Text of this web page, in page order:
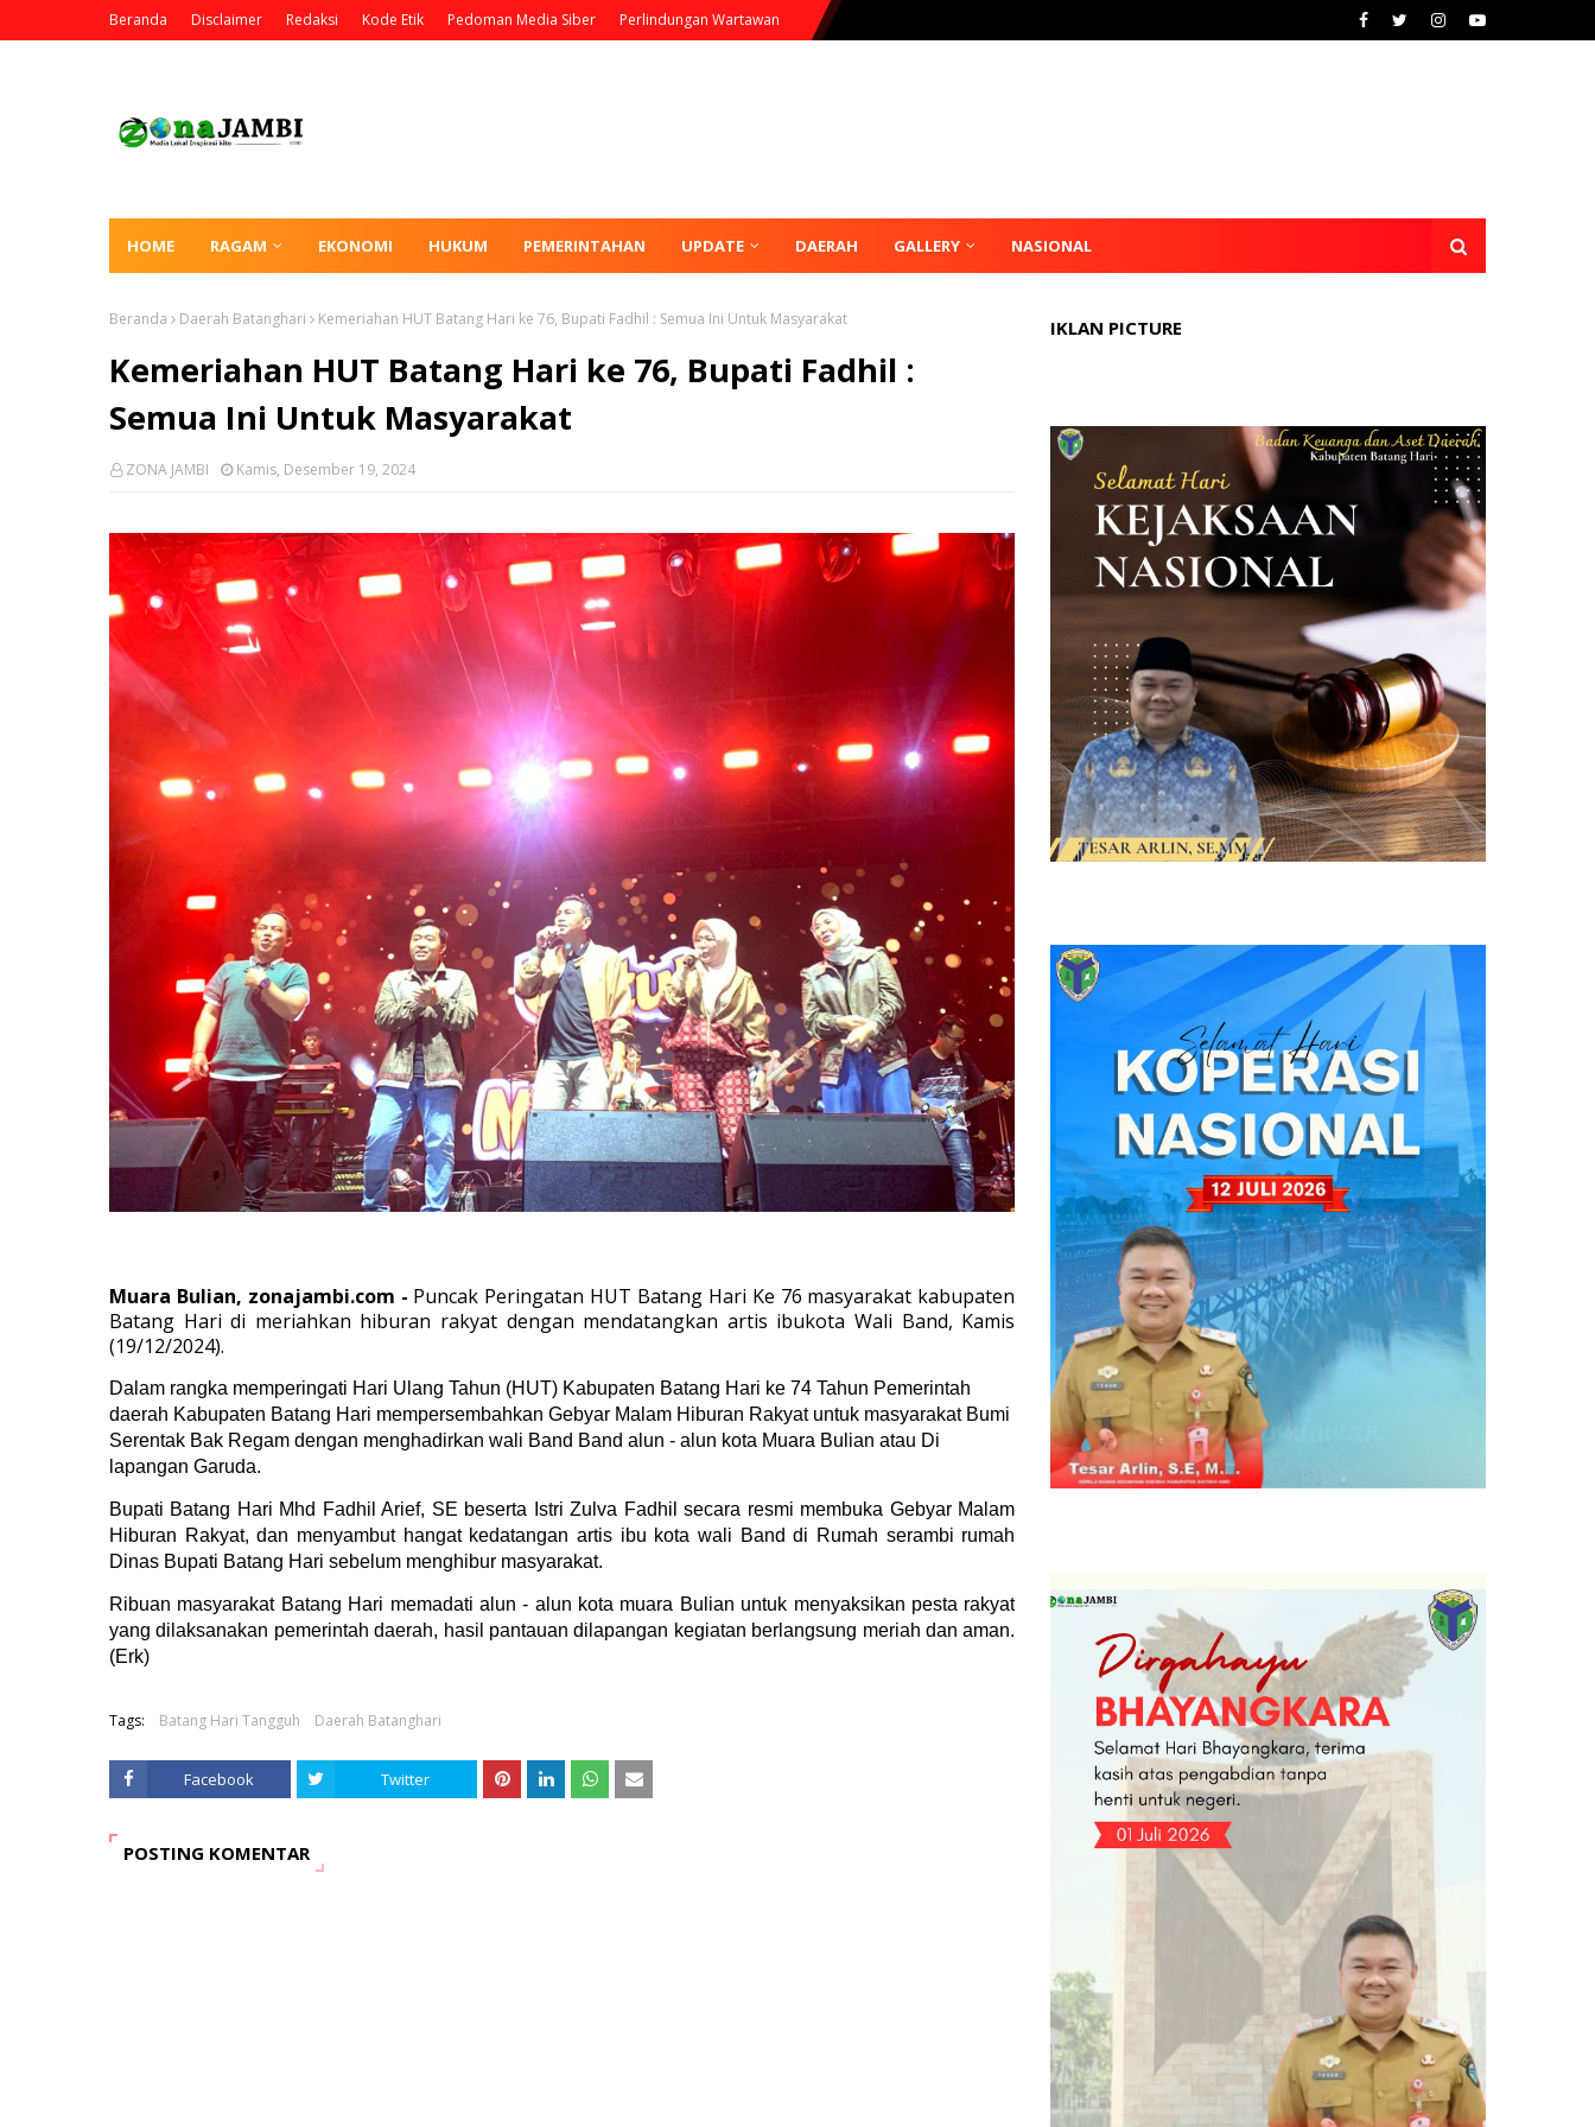
Beranda Disclaimer Redaksi Kode Etik Pedoman Media Siber Perlindungan Wartawan
HOME RAGAM EKONOMI HUKUM PEMERINTAHAN UPDATE DAERAH GALLERY NASIONAL
Beranda Daerah Batanghari Kemeriahan HUT Batang Hari ke 76, Bupati Fadhil : Semua Ini Untuk Masyarakat
Kemeriahan HUT Batang Hari ke 76, Bupati Fadhil :
Semua Ini Untuk Masyarakat
ZONA JAMBI Kamis, Desember 19, 2024
Muara Bulian, zonajambi.com - Puncak Peringatan HUT Batang Hari Ke 76 masyarakat kabupaten
Batang Hari di meriahkan hiburan rakyat dengan mendatangkan artis ibukota Wali Band, Kamis
(19/12/2024).
Dalam rangka memperingati Hari Ulang Tahun (HUT) Kabupaten Batang Hari ke 74 Tahun Pemerintah
daerah Kabupaten Batang Hari mempersembahkan Gebyar Malam Hiburan Rakyat untuk masyarakat Bumi
Serentak Bak Regam dengan menghadirkan wali Band Band alun - alun kota Muara Bulian atau Di
lapangan Garuda.
Bupati Batang Hari Mhd Fadhil Arief, SE beserta Istri Zulva Fadhil secara resmi membuka Gebyar Malam
Hiburan Rakyat, dan menyambut hangat kedatangan artis ibu kota wali Band di Rumah serambi rumah
Dinas Bupati Batang Hari sebelum menghibur masyarakat.
Ribuan masyarakat Batang Hari memadati alun - alun kota muara Bulian untuk menyaksikan pesta rakyat
yang dilaksanakan pemerintah daerah, hasil pantauan dilapangan kegiatan berlangsung meriah dan aman.
(Erk)
Tags: Batang Hari Tangguh Daerah Batanghari
Facebook Twitter
POSTING KOMENTAR
IKLAN PICTURE